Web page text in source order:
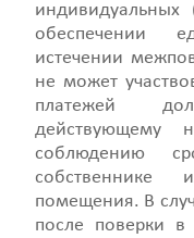
обеспечении
истечении
не может
платежей
действующему
соблюдению
собственнике
помещения. В
после поверки